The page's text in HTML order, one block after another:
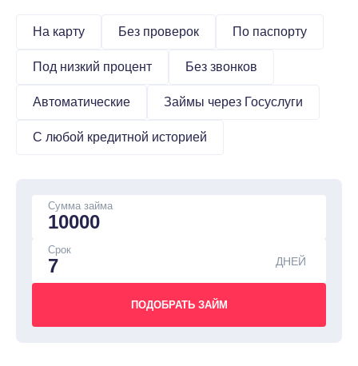
На карту Без проверок По паспорту
Под низкий процент Без звонков
Автоматические Займы через Госуслуги
С любой кредитной историей
Сумма займа
Срок
ДНЕЙ